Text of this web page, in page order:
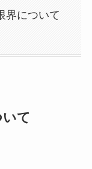
界について
て